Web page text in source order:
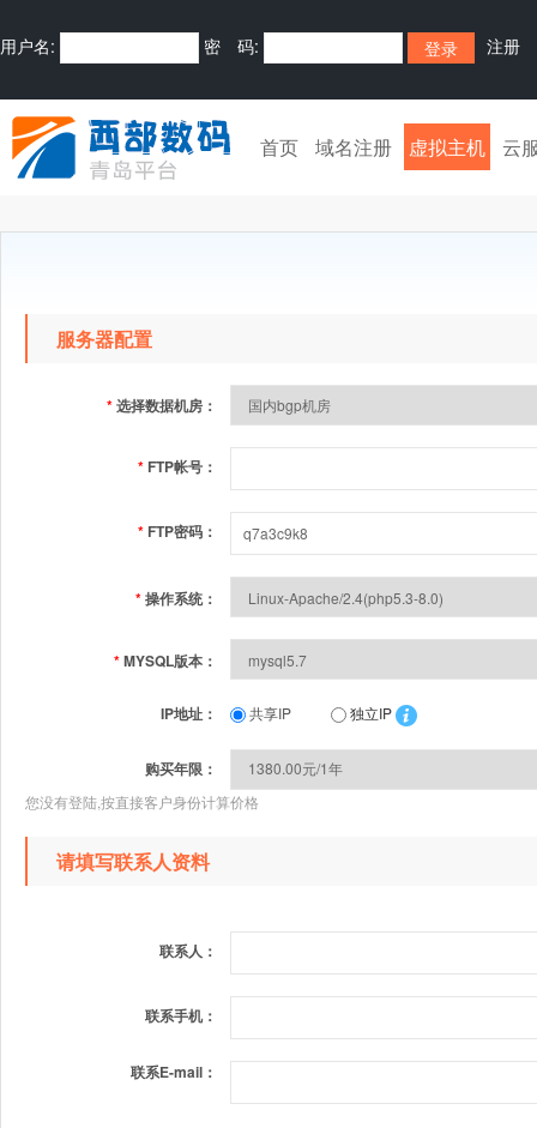
用户名: 密 码: 注册
首页 域名注册 虚拟主机 云
服务器配置
*选择数据机房：
* FTP帐号：
* FTP密码：
*操作系统：
*MYSQL版本：
IP地址： 共享IP 独立IP
购买年限：
您没有登陆,按直接客户身份计算价格
请填写联系人资料
联系人：
联系手机：
联系E-mail：